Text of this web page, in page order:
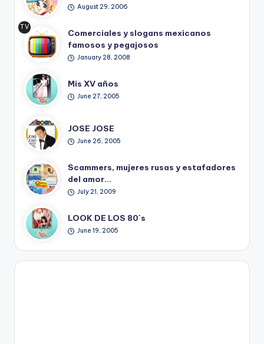
August 29, 2006
TV
Ret
ro
Comerciales y slogans mexicanos
famosos y pegajosos
January 28, 2008
Mis XV años
June 27, 2005
JOSE JOSE
June 26, 2005
Scammers, mujeres rusas y estafadores
del amor…
July 21, 2009
LOOK DE LOS 80´s
June 19, 2005